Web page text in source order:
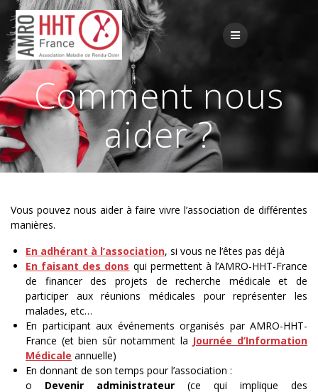
Passer
au
contenu
Comment nous
aider ?
Vous pouvez nous aider à faire vivre l’association de différentes
manières.
En adhérant à l’association, si vous ne l’êtes pas déjà
En faisant des dons qui permettent à l’AMRO-HHT-France
de financer des projets de recherche médicale et de
participer aux réunions médicales pour représenter les
malades, etc…
En participant aux événements organisés par AMRO-HHT-
France (et bien sûr notamment la Journée d’Information
Médicale annuelle)
En donnant de son temps pour l’association :
o Devenir administrateur (ce qui implique des